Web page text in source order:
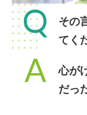
Q
その
てく
A
心が
だっ